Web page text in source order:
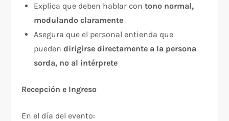
Explica que deben hablar contono normal,
modulando claramente
Asegura que el personal entienda que
puedendirigirse directamente a la persona
sorda, no al intérprete
Recepción e Ingreso
En el día del evento:​